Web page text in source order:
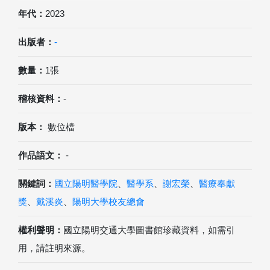
年代： 2023
出版者： -
數量： 1張
稽核資料： -
版本： 數位檔
作品語文： -
關鍵詞： 國立陽明醫學院 醫學系 謝宏榮
醫療奉獻
獎
戴溪炎 陽明大學校友總會
權利聲明： 國立陽明交通大學圖書館珍藏資料，如需引
用，請註明來源。